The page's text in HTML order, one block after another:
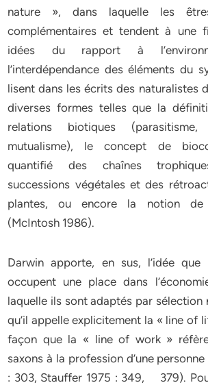
nature », dans laquelle les
complémentaires et tendent à une
idées du rapport à
l’interdépendance des éléments du
lisent dans les écrits des naturalistes
diverses formes telles que la
relations biotiques (parasitisme,
mutualisme), le concept de
quantifié des chaînes
successions végétales et des
plantes, ou encore la notion de
(McIntosh 1986).
Darwin apporte, en sus, l’idée
occupent une place dans
laquelle ils sont adaptés par sélection
qu’il appelle explicitement la « line of
façon que la « line of work »
saxons à la profession d’une
: 303, Stauffer 1975 : 349, 379).